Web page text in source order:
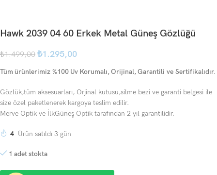
Hawk 2039 04 60 Erkek Metal Güneş Gözlüğü
₺1.499,00 ₺1.295,00
Tüm ürünlerimiz %100 Uv Korumalı, Orijinal, Garantili ve Sertifikalıdır.
Gözlük,tüm aksesuarları, Orjinal kutusu,silme bezi ve garanti belgesi ile
size özel paketlenerek kargoya teslim edilir.
Merve Optik ve İlkGüneş Optik tarafından 2 yıl garantilidir.
4 Ürün satıldı 3 gün
1 adet stokta